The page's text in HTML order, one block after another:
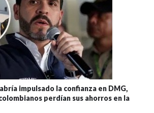
impulsado la confianza en DMG,
perdían sus ahorros en la